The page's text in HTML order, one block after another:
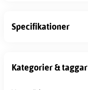
Specifikationer
Kategorier & taggar